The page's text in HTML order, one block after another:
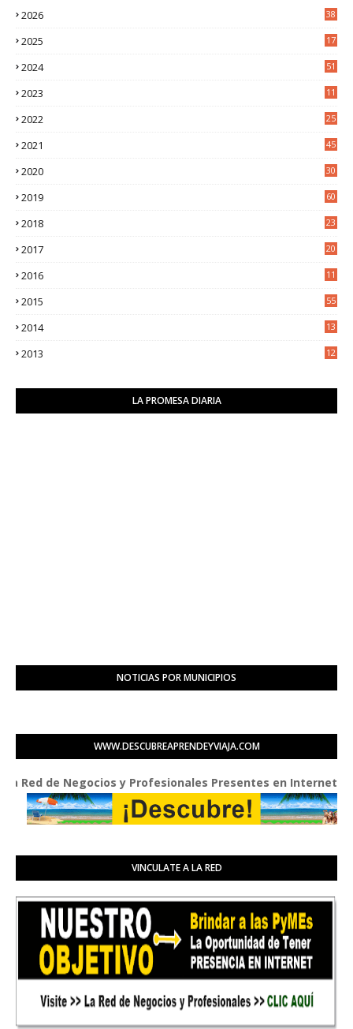
2026 38
2025
17
2024 51
2023
11
2022
25
2021
45
2020
30
2019 60
2018
23
2017
20
2016
11
2015 55
2014
13
2013
12
LA PROMESA DIARIA
NOTICIAS POR MUNICIPIOS
WWW.DESCUBREAPRENDEYVIAJA.COM
Negocios y Profesionales Presentes en Internet
VINCULATE A LA RED